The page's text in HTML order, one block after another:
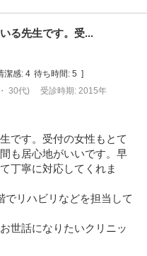
る先生です。受...
潔感: 4 待ち時間: 5
30代) 受診時期: 2015年
です。受付の女性もとて
も居心地がいいです。早
丁寧に対応してくれま
でリハビリなどを担当して
世話になりたいクリニッ